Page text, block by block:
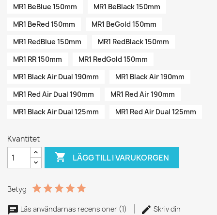
MR1 BeBlue 150mm
MR1 BeBlack 150mm
MR1 BeRed 150mm
MR1 BeGold 150mm
MR1 RedBlue 150mm
MR1 RedBlack 150mm
MR1 RR 150mm
MR1 RedGold 150mm
MR1 Black Air Dual 190mm
MR1 Black Air 190mm
MR1 Red Air Dual 190mm
MR1 Red Air 190mm
MR1 Black Air Dual 125mm
MR1 Red Air Dual 125mm
Kvantitet
 LÄGG TILL I VARUKORGEN
Betyg
Läs användarnas recensioner (1)
Skriv din